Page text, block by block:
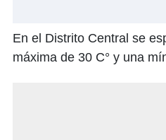
En el Distrito Central se
máxima de 30 C° y una